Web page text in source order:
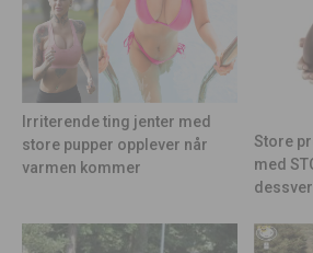
Irriterende ting jenter med
store pupper opplever når
varmen kommer
Store
med